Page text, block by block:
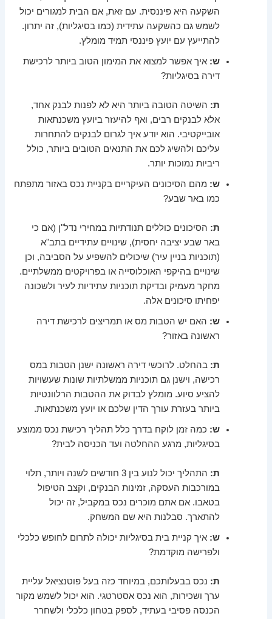
השקעה היא פיננסית. עם זאת, אם הבית למגורים יכול
לשמש גם כהשקעה עתידית (כמו בסיגליות), זה יתרון.
להתייעץ עם יועץ פיננסי תמיד מומלץ.
ש: איך אפשר למצוא את המימון הטוב ביותר לרכישת
דירה בסיגליות?
ת: השיטה הטובה ביותר היא לא לפנות לבנק אחד,
אלא לבנקים רבים, ואף להיעזר ביועץ משכנתאות
אובייקטיבי. הוא יודע איך לגרום לבנקים להתחרות
עליכם ולהשיג לכם את התנאים הטובים ביותר, כולל
ריביות נמוכות יותר.
ש: מהם הסיכונים העיקריים בקניית נכס באזור מתפתח
כמו באר שבע?
ת: הסיכונים כוללים תנודתיות במחירי נדל"ן (אם כי
באר שבע יציבה יחסית), שינויים עתידיים בתב"א
(תוכניות בניין עיר) שיכולים להשפיע על הסביבה, וכן
שינויים בהיקפי האוכלוסייה או בפרויקטים ממשלתיים.
מחקר מעמיק ובדיקת תוכניות עתידיות לעיר ולשכונה
יפחיתו סיכונים אלה.
ש: האם יש הטבות מס או תמריצים לרכישת דירה
ראשונה באזור?
ת: בהחלט. לרוכשי דירה ראשונה ישנן הטבות במס
רכישה, וישנן גם תוכניות ממשלתיות שונות שעשויות
להציע סיוע. מומלץ לבדוק את ההטבות הרלוונטיות
ביותר בעזרת עורך הדין שלכם או יועץ משכנתאות.
ש: כמה זמן לוקח בדרך כלל תהליך רכישת נכס ממוצע
בסיגליות, מרגע ההחלטה ועד הכניסה לבית?
ת:
התהליך יכול לנוע בין 3 חודשים לשנה ויותר, תלוי
במורכבות העסקה, זמינות הבנקים, וקצב הטיפול
בטאבו. אם אתם מוכרים נכס במקביל, זה יכול
להתארך. סבלנות היא שם המשחק.
ש: איך קניית בית בסיגליות יכולה לתרום לחופש כלכלי
ולפרישה מוקדמת?
ת: נכס בבעלותכם, במיוחד כזה בעל פוטנציאל עליית
ערך ושכירות, הוא נכס אסטרטגי. הוא יכול לשמש מקור
הכנסה פסיבי בעתיד, לספק בטחון כלכלי ולשחרר